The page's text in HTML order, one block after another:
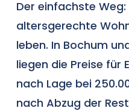
Der einfachste
altersgerechte
leben. In Bochum
liegen die Preise für
nach Lage bei
nach Abzug der